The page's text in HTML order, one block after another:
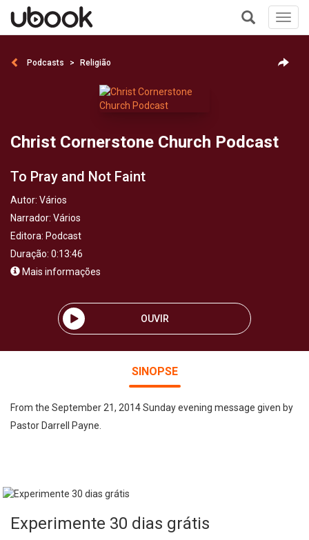
+
Podcasts Religião
Christ Cornerstone Church Podcast
To Pray and Not Faint
Autor: Vários
Narrador: Vários
Editora: Podcast
Duração: 0:13:46
Mais informações
OUVIR
SINOPSE
From the September 21, 2014 Sunday evening message given by
Pastor Darrell Payne.
Experimente 30 dias grátis